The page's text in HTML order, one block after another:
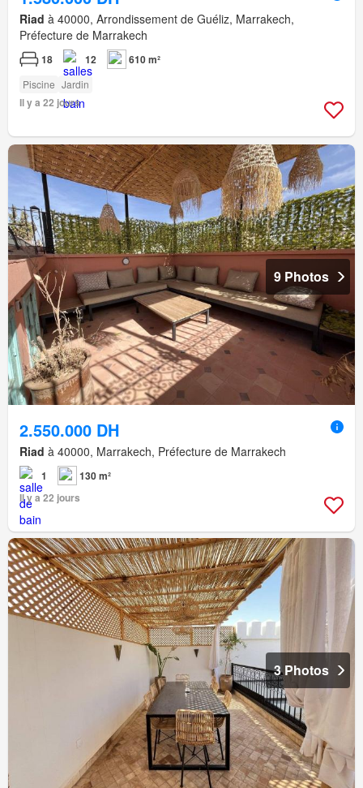
Riad à 40000, Arrondissement de Guéliz, Marrakech,
Préfecture de Marrakech
18 12 610 m²
Piscine Jardin
Il y a 22 jours
9 Photos
2.550.000 DH
Riad à 40000, Marrakech, Préfecture de Marrakech
1
130 m²
Il y a 22 jours
3 Photos